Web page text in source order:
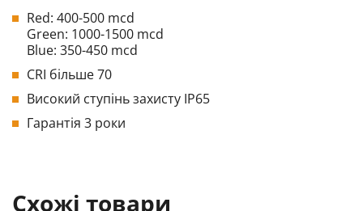
Red: 400-500 mcd
Green: 1000-1500 mcd
Blue: 350-450 mcd
CRI більше 70
Високий ступінь захисту IP65
Гарантія 3 роки
Схожі товари